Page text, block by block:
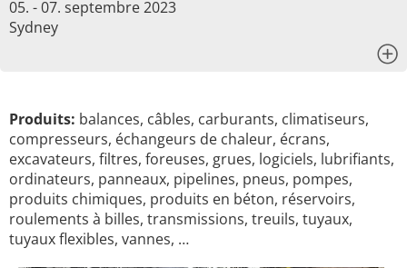
05. - 07. septembre 2023
Sydney
Produits: balances, câbles, carburants, climatiseurs,
compresseurs, échangeurs de chaleur, écrans,
excavateurs, filtres, foreuses, grues, logiciels, lubrifiants,
ordinateurs, panneaux, pipelines, pneus, pompes,
produits chimiques, produits en béton, réservoirs,
roulements à billes, transmissions, treuils, tuyaux,
tuyaux flexibles, vannes, …